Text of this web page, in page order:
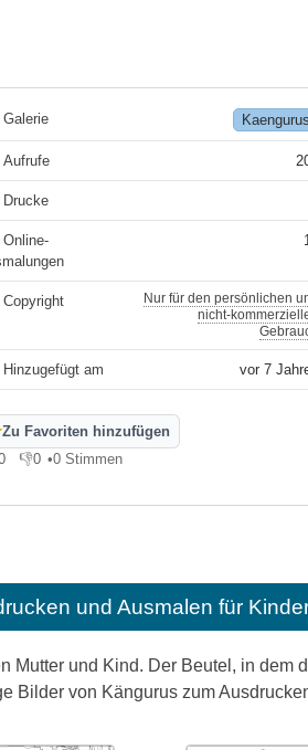
Galerie Kaengurus
Aufrufe
Drucke
Online-
Copyright
Nur für den persönlichen
nicht-
Hinzugefügt am vor 7
Zu Favoriten hinzufügen
mir
👎0
Gefällt mir nicht
•0 Stimmen
und Ausmalen für
Mutter und Kind. Der Beutel, in dem
Bilder von Kängurus zum